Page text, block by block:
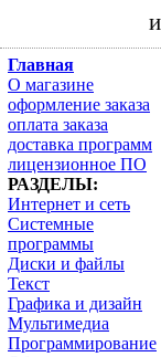
Главная
О магазине
оформление заказа
оплата заказа
доставка программ
лицензионное ПО
РАЗДЕЛЫ:
Интернет и сеть
Системные
программы
Диски и файлы
Текст
Графика и дизайн
Мультимедиа
Программирование